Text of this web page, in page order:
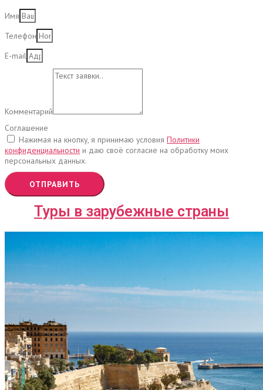
Имя
Телефон
E-mail
Комментарий
Соглашение
Нажимая на кнопку, я принимаю условия Политики
конфиденциальности и даю своё согласие на обработку моих
персональных данных.
ОТПРАВИТЬ
Туры в зарубежные страны